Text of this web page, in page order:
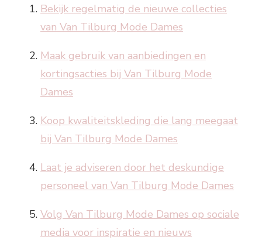
Bekijk regelmatig de nieuwe collecties
van Van Tilburg Mode Dames
Maak gebruik van aanbiedingen en
kortingsacties bij Van Tilburg Mode
Dames
Koop kwaliteitskleding die lang meegaat
bij Van Tilburg Mode Dames
Laat je adviseren door het deskundige
personeel van Van Tilburg Mode Dames
Volg Van Tilburg Mode Dames op sociale
media voor inspiratie en nieuws